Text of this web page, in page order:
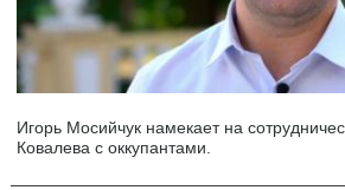
Игорь Мосийчук намекает на
Ковалева с оккупантами.